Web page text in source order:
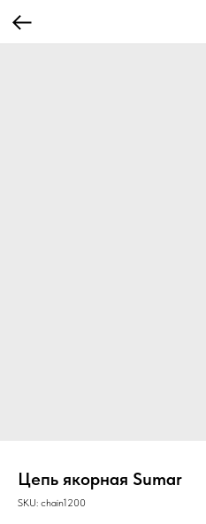
Цепь якорная Sumar
SKU: chain1200